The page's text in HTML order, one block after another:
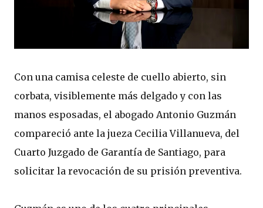
Con una camisa celeste de cuello abierto, sin
corbata, visiblemente más delgado y con las
manos esposadas, el abogado Antonio Guzmán
compareció ante la jueza Cecilia Villanueva, del
Cuarto Juzgado de Garantía de Santiago, para
solicitar la revocación de su prisión preventiva.